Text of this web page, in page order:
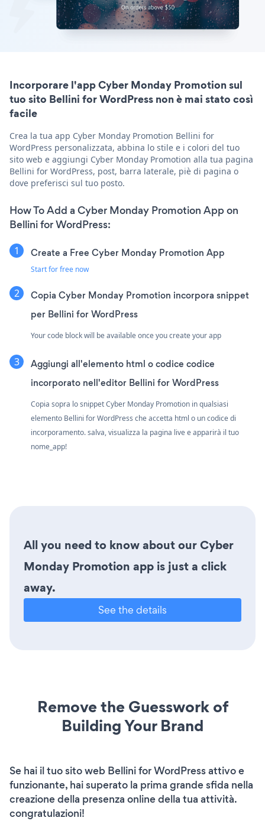
Incorporare l'app Cyber Monday Promotion sul
tuo sito Bellini for WordPress non è mai stato così
facile
Crea la tua app Cyber Monday Promotion Bellini for
WordPress personalizzata, abbina lo stile e i colori del tuo
sito web e aggiungi Cyber Monday Promotion alla tua pagina
Bellini for WordPress, post, barra laterale, piè di pagina o
dove preferisci sul tuo posto.
How To Add a Cyber Monday Promotion App on
Bellini for WordPress:
Create a Free Cyber Monday Promotion App
Start for free now
Copia Cyber Monday Promotion incorpora snippet
per Bellini for WordPress
Your code block will be available once you create your app
Aggiungi all'elemento html o codice codice
incorporato nell'editor Bellini for WordPress
Copia sopra lo snippet Cyber Monday Promotion in qualsiasi
elemento Bellini for WordPress che accetta html o un codice di
incorporamento. salva, visualizza la pagina live e apparirà il tuo
nome_app!
All you need to know about our Cyber
Monday Promotion app is just a click
away.
See the details
Remove the Guesswork of
Building Your Brand
Se hai il tuo sito web Bellini for WordPress attivo e
funzionante, hai superato la prima grande sfida nella
creazione della presenza online della tua attività.
congratulazioni!